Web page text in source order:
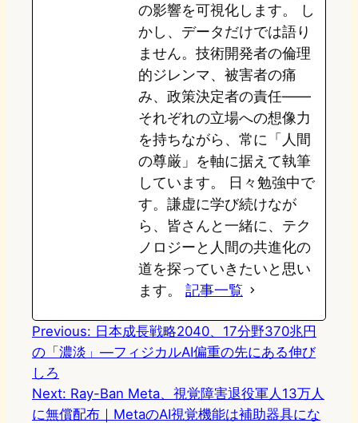
の影響を可視化します。 し
かし、データだけでは語り
ません。技術開発者の倫理
的ジレンマ、被害者の痛
み、政策決定者の責任——
それぞれの立場への想像力
を持ちながら、常に「人間
の尊厳」を軸に据えて執筆
しています。 日々勉強中で
す。謙虚に学び続けなが
ら、皆さんと一緒に、テク
ノロジーと人間の共進化の
道を探っていきたいと思い
ます。 記事一覧
Previous: 日本成長戦略2040、17分野370兆円
の「濃淡」—フィジカルAI偏重の先にある伸び
しろ
Next: Ray-Ban Meta、視覚障害退役軍人13万人
に無償配布｜MetaのAI視覚機能は補助器具にな